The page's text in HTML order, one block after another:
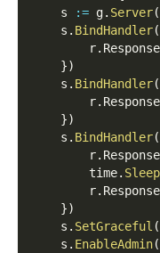
    s
:= g. Server(
    s
. BindHandler(
        r
. Response
})
    s
. BindHandler(
        r
. Response
})
    s
. BindHandler(
        r
. Response
        time
. Sleep
        r
. Response
})
    s
. SetGraceful (
    s
. EnableAdmin(